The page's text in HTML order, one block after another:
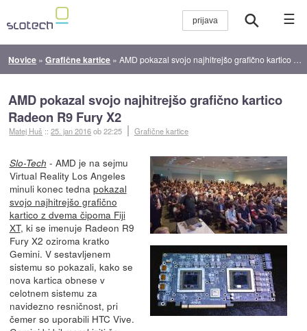
☰
Novice »Grafične kartice »AMD pokazal svojo najhitrejšo grafično kartico Radeon R9 Fury X2
AMD pokazal svojo najhitrejšo grafično kartico
Radeon R9 Fury X2
Matej Huš ::25. jan 2016ob 22:25 Grafične kartice
Slo-Tech - AMD je na sejmu
Virtual Reality Los Angeles
minuli konec tedna pokazal
svojo najhitrejšo grafično
kartico z dvema čipoma Fiji
XT, ki se imenuje Radeon R9
Fury X2 oziroma kratko
Gemini. V sestavljenem
sistemu so pokazali, kako se
nova kartica obnese v
celotnem sistemu za
navidezno resničnost, pri
čemer so uporabili HTC Vive.